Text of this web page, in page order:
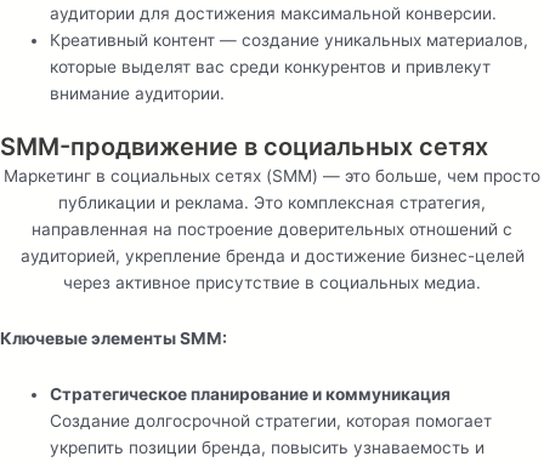
аудитории для достижения максимальной конверсии.
Креативный контент — создание уникальных материалов,
которые выделят вас среди конкурентов и привлекут
внимание аудитории.
SMM-продвижение в социальных сетях
Маркетинг в социальных сетях (SMM) — это больше, чем просто
публикации и реклама. Это комплексная стратегия,
направленная на построение доверительных отношений с
аудиторией, укрепление бренда и достижение бизнес-целей
через активное присутствие в социальных медиа.
Ключевые элементы SMM:
Стратегическое планирование и коммуникация
Создание долгосрочной стратегии, которая помогает
укрепить позиции бренда, повысить узнаваемость и